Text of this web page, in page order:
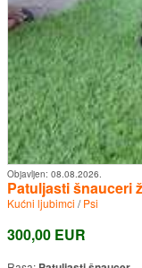
Objavljen: 08.08.2026.
Patuljasti šnauceri
Kućni ljubimci /Psi
300,00 EUR